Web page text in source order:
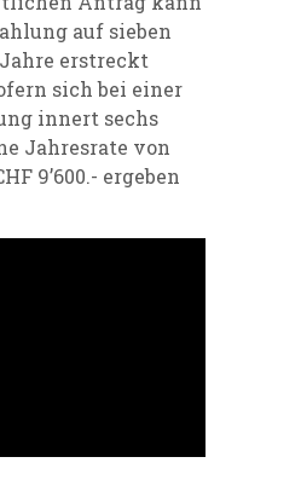
auf sieben
erstreckt
sich bei einer
innert sechs
Jahresrate von
9’600.- ergeben